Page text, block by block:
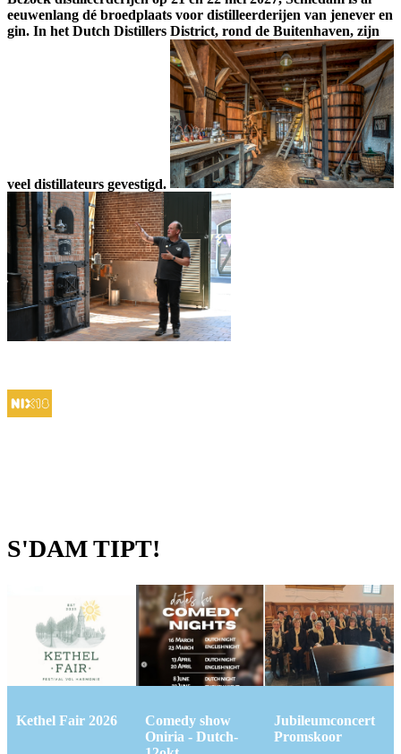
eeuwenlang dé broedplaats voor distilleerderijen van jenever en
gin. In het Dutch Distillers District, rond de Buitenhaven, zijn
veel distillateurs gevestigd.
S'DAM TIPT!
Kethel Fair 2026
Comedy show
Oniria - Dutch-
Jubileumconcert
Promskoor